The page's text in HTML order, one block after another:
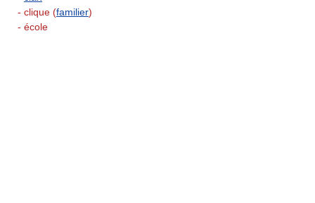
- clique (familier)
- école